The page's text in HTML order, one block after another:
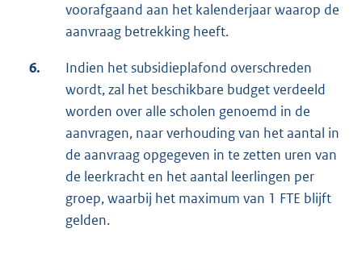
voorafgaand aan het kalenderjaar waarop de
aanvraag betrekking heeft.
6.
Indien het subsidieplafond overschreden
wordt, zal het beschikbare budget verdeeld
worden over alle scholen genoemd in de
aanvragen, naar verhouding van het aantal in
de aanvraag opgegeven in te zetten uren van
de leerkracht en het aantal leerlingen per
groep, waarbij het maximum van 1 FTE blijft
gelden.